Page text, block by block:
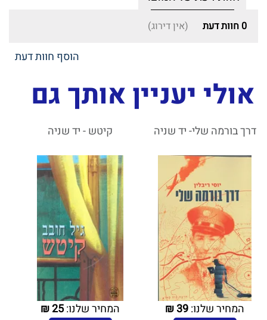
0 חוות דעת (אין דירוג)
הוסף חוות דעת
אולי יעניין אותך גם
דרך בורמה שלי- יד שניה
המחיר שלנו:39
₪
קיטש - יד שניה
המחיר שלנו:25
₪